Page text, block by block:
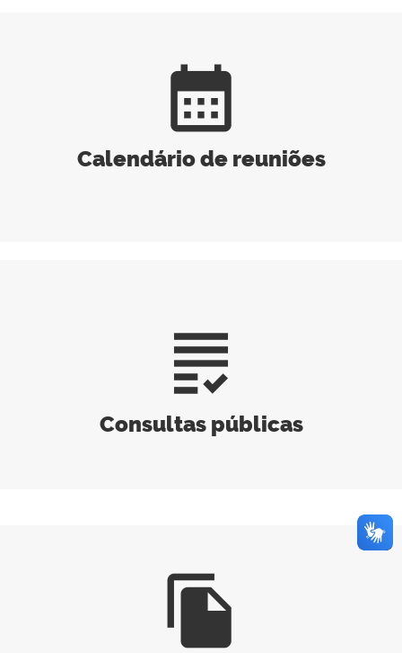
calendar_month
Calendário de reuniões
grading
Consultas públicas
file_copy